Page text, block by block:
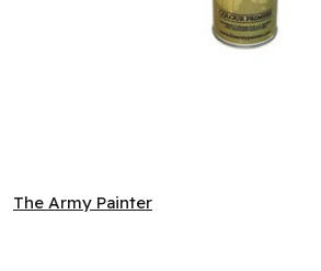
The Army Painter